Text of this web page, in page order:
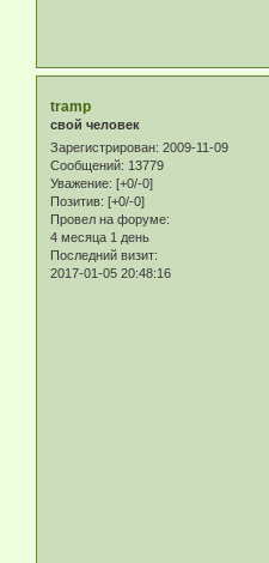
tramp
свой человек
Зарегистрирован: 2009-11-09
Сообщений: 13779
Уважение: [+0/-0]
Позитив: [+0/-0]
Провел на форуме:
4 месяца 1 день
Последний визит:
2017-01-05 20:48:16